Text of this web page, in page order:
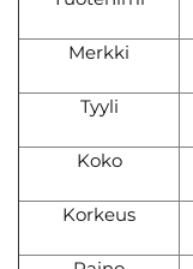
Merkki
Tyyli
Koko
Korkeus